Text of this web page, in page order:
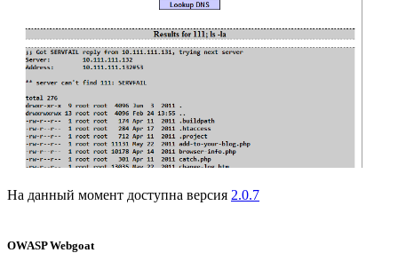
На данный момент доступна версия 2.0.7
OWASP Webgoat